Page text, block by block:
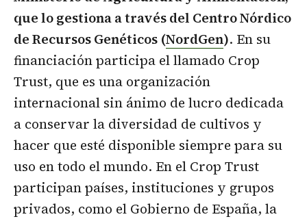
que lo gestiona a través del Centro Nórdico
de Recursos Genéticos (NordGen). En su
financiación participa el llamado Crop
Trust, que es una organización
internacional sin ánimo de lucro dedicada
a conservar la diversidad de cultivos y
hacer que esté disponible siempre para su
uso en todo el mundo. En el Crop Trust
participan países, instituciones y grupos
privados, como el Gobierno de España, la